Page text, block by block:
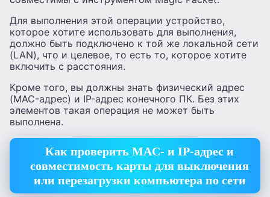
Для выполнения этой операции устройство,
которое хотите использовать для выполнения,
должно быть подключено к той же локальной сети
(LAN), что и целевое, то есть то, которое хотите
включить с расстояния.
Кроме того, вы должны знать физический адрес
(MAC-адрес) и IP-адрес конечного ПК. Без этих
элементов такая операция не может быть
выполнена.
Как проверить MAC- и IP-адрес и
совместимость карты для выключения
или перезагрузки компьютера по сети